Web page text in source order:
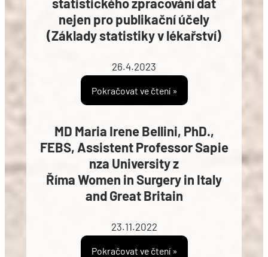
statistického zpracování dat
nejen pro publikační účely
(Základy statistiky v lékařství)
26.4.2023
Pokračovat ve čtení »
MD Maria Irene Bellini, PhD.,
FEBS, Assistent Professor Sapie
nza University z
Říma Women in Surgery in Italy
and Great Britain
23.11.2022
Pokračovat ve čtení »